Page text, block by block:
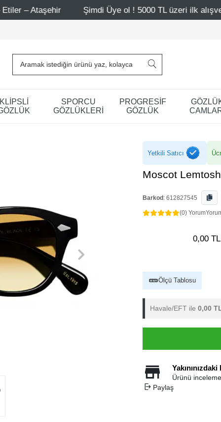
Şimdi Üye ol ! 5000 TL üzeri ilk alışverişinde 500
KLİPSLİ
SPORCU
GÖZLÜKLERİ
PROGRESİF
GÖZLÜK
Yetkili Satıcı
Moscot
Barkod : 612827545
(0) Yorum
0,00 TL
Ölçü Tablosu
Havale/EFT ile 0,00
Ürünü
Paylaş